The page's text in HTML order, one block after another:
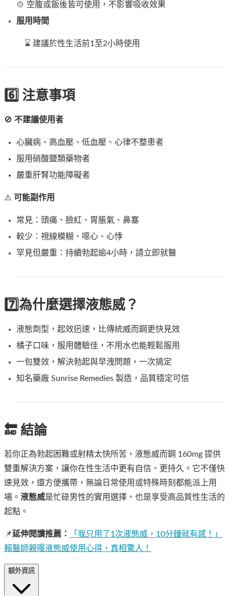
🍲 空腹或飯後皆可使用，不影響吸收效果
服用時間
⌛ 建議於性生活前1至2小時使用
6️⃣ 注意事項
🚫 不建議使用者
心臟病、高血壓、低血壓、心律不整患者
服用硝酸鹽類藥物者
嚴重肝腎功能障礙者
⚠️ 可能副作用
常見：頭痛、臉紅、胃脹氣、鼻塞
較少：視線模糊、噁心、心悸
罕見但嚴重：持續勃起逾4小時，請立即就醫
7️⃣為什麼選擇液態威？
液態劑型，起效迅速，比傳統威而鋼更快見效
橘子口味，服用體驗佳，不用水也能輕鬆服用
一包雙效，解決勃起與早洩問題，一次搞定
知名藥廠 Sunrise Remedies 製造，品質穩定可信
🔚 結論
若你正為勃起困難或射精太快所苦，液態威而鋼 160mg 提供
雙重解決方案，讓你在性生活中更有自信、更持久。它不僅快
速見效，還方便攜帶，無論日常使用或特殊時刻都能派上用
場。 液態威是忙碌男性的實用選擇，也是享受高品質性生活的
起點。
📌延伸閱讀推薦：
「我只用了1次液態威，10分鐘就有感！」
賴醫師親曝液態威使用心得，真相驚人！
額外資訊